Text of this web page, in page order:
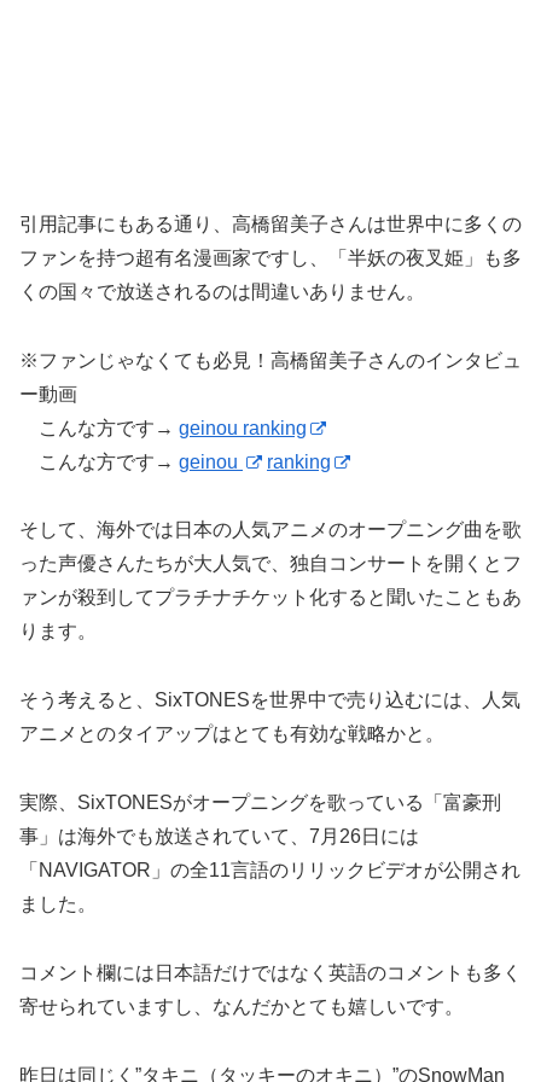
引用記事にもある通り、高橋留美子さんは世界中に多くの
ファンを持つ超有名漫画家ですし、「半妖の夜叉姫」も多
くの国々で放送されるのは間違いありません。
※ファンじゃなくても必見！高橋留美子さんのインタビュ
ー動画
こんな方です→ geinou ranking
こんな方です→ geinou ranking
そして、海外では日本の人気アニメのオープニング曲を歌
った声優さんたちが大人気で、独自コンサートを開くとフ
ァンが殺到してプラチナチケット化すると聞いたこともあ
ります。
そう考えると、SixTONESを世界中で売り込むには、人気
アニメとのタイアップはとても有効な戦略かと。
実際、SixTONESがオープニングを歌っている「富豪刑
事」は海外でも放送されていて、7月26日には
「NAVIGATOR」の全11言語のリリックビデオが公開され
ました。
コメント欄には日本語だけではなく英語のコメントも多く
寄せられていますし、なんだかとても嬉しいです。
昨日は同じく”タキニ（タッキーのオキニ）”のSnowMan